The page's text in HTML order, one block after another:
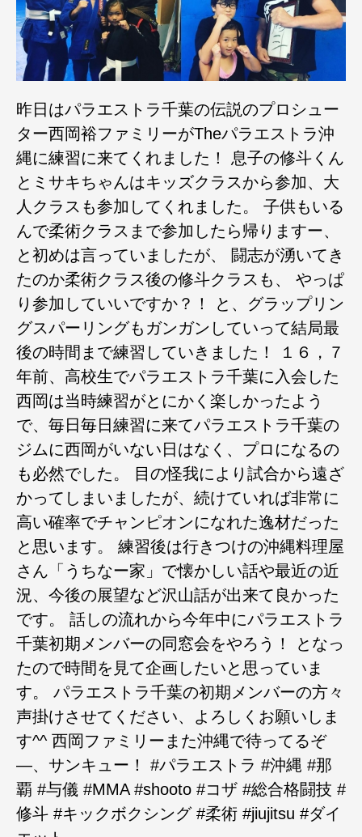
昨日はパラエストラ千葉の伝説のプロシュー
ター西岡裕ファミリーがTheパラエストラ沖
縄に練習に来てくれました！ 息子の修斗くん
とミサキちゃんはキッズクラスから参加、大
人クラスも参加してくれました。 子供もいる
んで柔術クラスまで参加したら帰りますー、
と初めは言っていましたが、 闘志が湧いてき
たのか柔術クラス後の修斗クラスも、 やっぱ
り参加していいですか？！ と、グラップリン
グスパーリングもガンガンしていって結局最
後の時間まで練習していきました！ １６，７
年前、高校生でパラエストラ千葉に入会した
西岡は当時練習がとにかく楽しかったよう
で、毎日毎日練習に来てパラエストラ千葉の
ジムに西岡がいない日はなく、プロになるの
も必然でした。 目の怪我により試合から遠ざ
かってしまいましたが、続けていれば非常に
高い確率でチャンピオンになれた逸材だった
と思います。 練習後は行きつけの沖縄料理屋
さん「うちなー家」で懐かしい話や最近の近
況、今後の展望など沢山話が出来て良かった
です。 話しの流れから今年中にパラエストラ
千葉初期メンバーの同窓会をやろう！ となっ
たので時間を見て企画したいと思っていま
す。 パラエストラ千葉の初期メンバーの方々
声掛けさせてください、よろしくお願いしま
す^^ 西岡ファミリーまた沖縄で待ってるぞ
―、サンキュー！ #パラエストラ #沖縄 #那
覇 #与儀 #MMA #shooto #コザ #総合格闘技 #
修斗 #キックボクシング #柔術 #jiujitsu #ダイ